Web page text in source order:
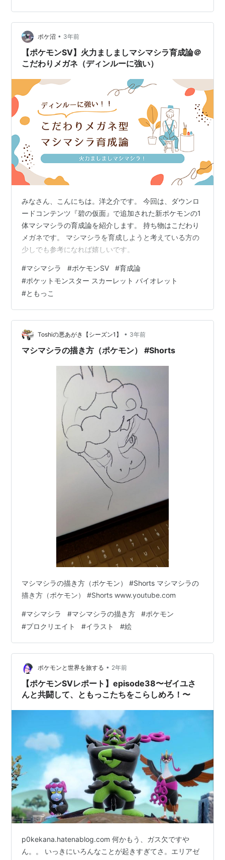
ポケ沼 • 3年前
【ポケモンSV】火力ましましマシマシラ育成論＠
こだわりメガネ（ディンルーに強い）
みなさん、こんにちは。洋之介です。 今回は、ダウンロ
ードコンテンツ『碧の仮面』で追加された新ポケモンの1
体マシマシラの育成論を紹介します。 持ち物はこだわり
メガネです。 マシマシラを育成しようと考えている方の
少しでも参考になれば嬉しいです。
#マシマシラ #ポケモンSV #育成論
#ポケットモンスター スカーレット バイオレット
#ともっこ
Toshiの悪あがき【シーズン1】 • 3年前
マシマシラの描き方（ポケモン） #Shorts
マシマシラの描き方（ポケモン） #Shorts マシマシラの
描き方（ポケモン） #Shorts www.youtube.com
#マシマシラ #マシマシラの描き方 #ポケモン
#プロクリエイト #イラスト #絵
ポケモンと世界を旅する • 2年前
【ポケモンSVレポート】episode38〜ゼイユさ
んと共闘して、ともっこたちをこらしめろ！〜
p0kekana.hatenablog.com 何かもう、ガス欠ですや
ん。。 いっきにいろんなことが起きすぎてさ。エリアゼ